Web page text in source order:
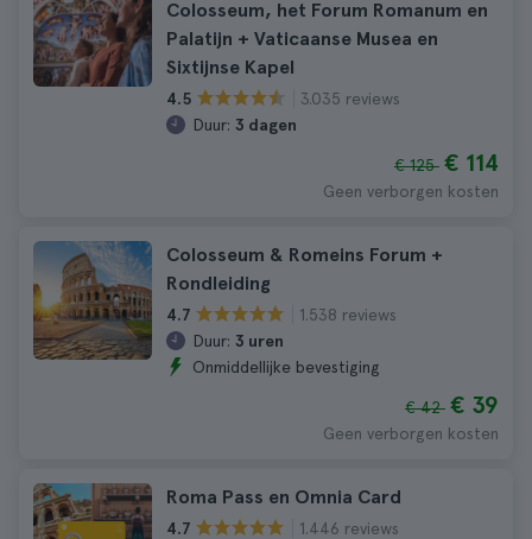
Colosseum, het Forum Romanum en
Palatijn + Vaticaanse Musea en
Sixtijnse Kapel
4.5
3.035 reviews
Duur: 3 dagen
€ 125 € 114
Geen verborgen kosten
Colosseum & Romeins Forum +
Rondleiding
4.7
1.538 reviews
Duur: 3 uren
Onmiddellijke bevestiging
€ 42 € 39
Geen verborgen kosten
Roma Pass en Omnia Card
4.7 1.446 reviews